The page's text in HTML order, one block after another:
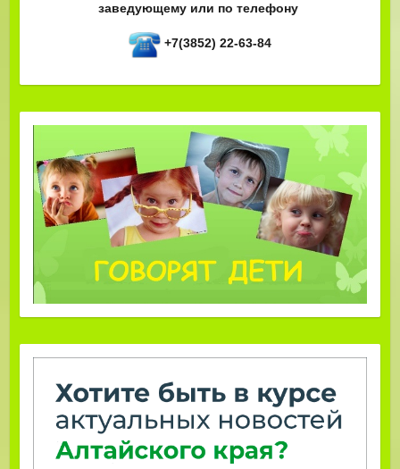
заведующему или по телефону
+7(3852) 22-63-84